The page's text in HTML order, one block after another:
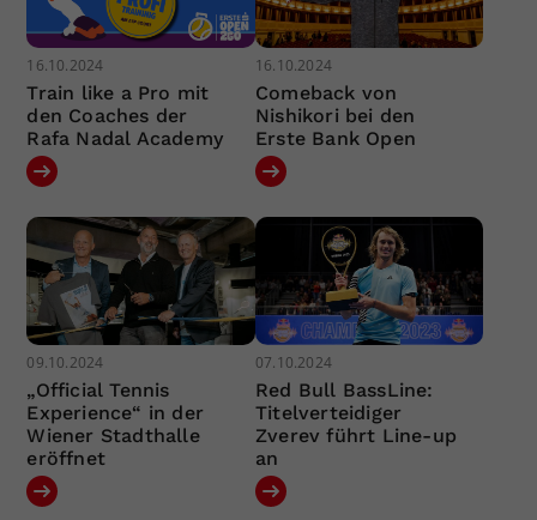
16.10.2024
Train like a Pro mit
den Coaches der
Rafa Nadal Academy
16.10.2024
Comeback von
Nishikori bei den
Erste Bank Open
09.10.2024
„Official Tennis
Experience“ in der
Wiener Stadthalle
eröffnet
07.10.2024
Red Bull BassLine:
Titelverteidiger
Zverev führt Line-up
an